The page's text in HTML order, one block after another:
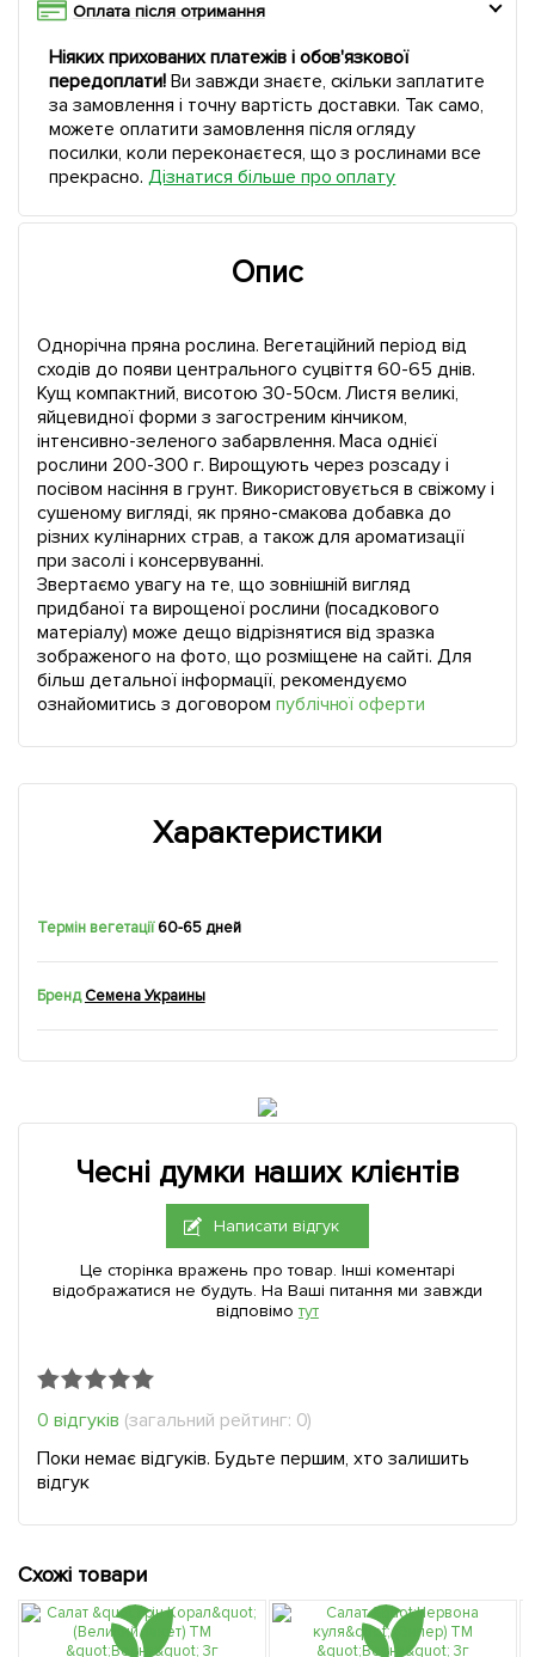
Оплата після отримання
Ніяких прихованих платежів і обов'язкової
передоплати!Ви завжди знаєте, скільки заплатите
за замовлення і точну вартість доставки. Так само,
можете оплатити замовлення після огляду
посилки, коли переконаєтеся, що з рослинами все
прекрасно. Дізнатися більше про оплату
Опис
Однорічна пряна рослина. Вегетаційний період від
сходів до появи центрального суцвіття 60-65 днів.
Кущ компактний, висотою 30-50см. Листя великі,
яйцевидної форми з загостреним кінчиком,
інтенсивно-зеленого забарвлення. Маса однієї
рослини 200-300 г. Вирощують через розсаду і
посівом насіння в грунт. Використовується в свіжому і
сушеному вигляді, як пряно-смакова добавка до
різних кулінарних страв, а також для ароматизації
при засолі і консервуванні.
Звертаємо увагу на те, що зовнішній вигляд
придбаної та вирощеної рослини (посадкового
матеріалу) може дещо відрізнятися від зразка
зображеного на фото, що розміщене на сайті. Для
більш детальної інформації, рекомендуємо
ознайомитись з договором публічної оферти
Характеристики
Термін вегетації 60-65 дней
Бренд Семена Украины
Чесні думки наших клієнтів
Написати відгук
Це сторінка вражень про товар. Інші коментарі
відображатися не будуть. На Ваші питання ми завжди
відповімо тут
0 відгуків (загальний рейтинг: 0)
Поки немає відгуків. Будьте першим, хто залишить
відгук
Схожі товари